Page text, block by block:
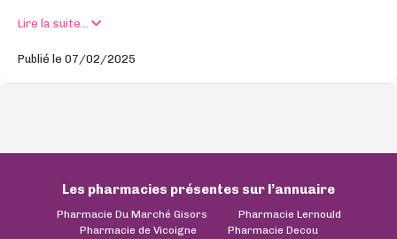
Lire la suite...
Publié le 07/02/2025
Les pharmacies présentes sur l’annuaire
Pharmacie Du Marché Gisors
Pharmacie Lernould
Pharmacie de Vicoigne
Pharmacie Decou